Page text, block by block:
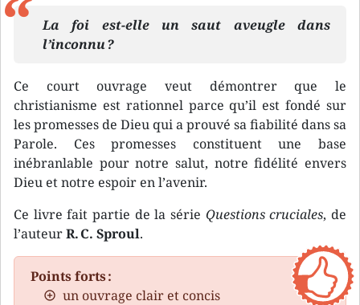
La foi est-elle un saut aveugle dans
l’inconnu ?
Ce court ouvrage veut démontrer que le
christianisme est rationnel parce qu’il est fondé sur
les promesses de Dieu qui a prouvé sa fiabilité dans sa
Parole. Ces promesses constituent une base
inébranlable pour notre salut, notre fidélité envers
Dieu et notre espoir en l’avenir.
Ce livre fait partie de la série Questions cruciales, de
l’auteurR. C. Sproul.
Points forts :
un ouvrage clair et concis